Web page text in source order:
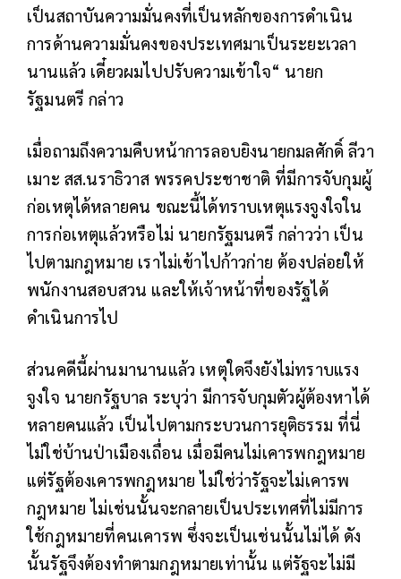
เป็นสถาบันความมั่นคงที่เป็นหลักของการดำเนิน
การด้านความมั่นคงของประเทศมาเป็นระยะเวลา
นานแล้ว เดี๋ยวผมไปปรับความเข้าใจ“ นายก
รัฐมนตรี กล่าว
เมื่อถามถึงความคืบหน้าการลอบยิงนายกมลศักดิ์ ลีวา
เมาะ สส.นราธิวาส พรรคประชาชาติ ที่มีการจับกุมผู้
ก่อเหตุได้หลายคน ขณะนี้ได้ทราบเหตุแรงจูงใจใน
การก่อเหตุแล้วหรือไม่ นายกรัฐมนตรี กล่าวว่า เป็น
ไปตามกฎหมาย เราไม่เข้าไปก้าวก่าย ต้องปล่อยให้
พนักงานสอบสวน และให้เจ้าหน้าที่ของรัฐได้
ดำเนินการไป
ส่วนคดีนี้ผ่านมานานแล้ว เหตุใดจึงยังไม่ทราบแรง
จูงใจ นายกรัฐบาล ระบุว่า มีการจับกุมตัวผู้ต้องหาได้
หลายคนแล้ว เป็นไปตามกระบวนการยุติธรรม ที่นี่
ไม่ใช่บ้านป่าเมืองเถื่อน เมื่อมีคนไม่เคารพกฎหมาย
แต่รัฐต้องเคารพกฎหมาย ไม่ใช่ว่ารัฐจะไม่เคารพ
กฎหมาย ไม่เช่นนั้นจะกลายเป็นประเทศที่ไม่มีการ
ใช้กฎหมายที่คนเคารพ ซึ่งจะเป็นเช่นนั้นไม่ได้ ดัง
นั้นรัฐจึงต้องทำตามกฎหมายเท่านั้น แต่รัฐจะไม่มี